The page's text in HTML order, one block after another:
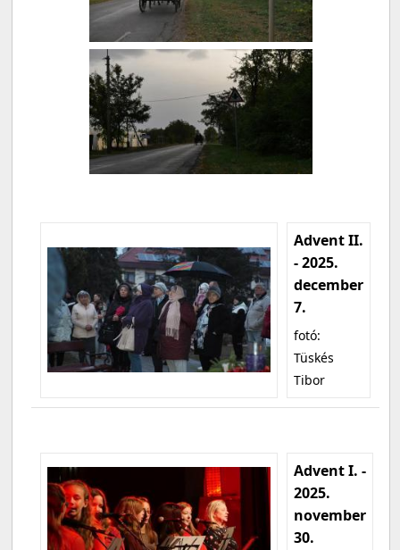
Advent II.
- 2025.
december
7.
fotó:
Tüskés
Tibor
Advent I. -
2025.
november
30.